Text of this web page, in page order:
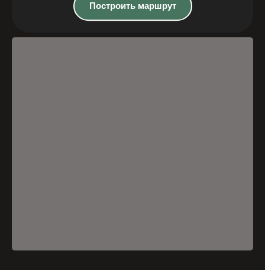
Казань, Спартаковская улица, 12
Построить маршрут